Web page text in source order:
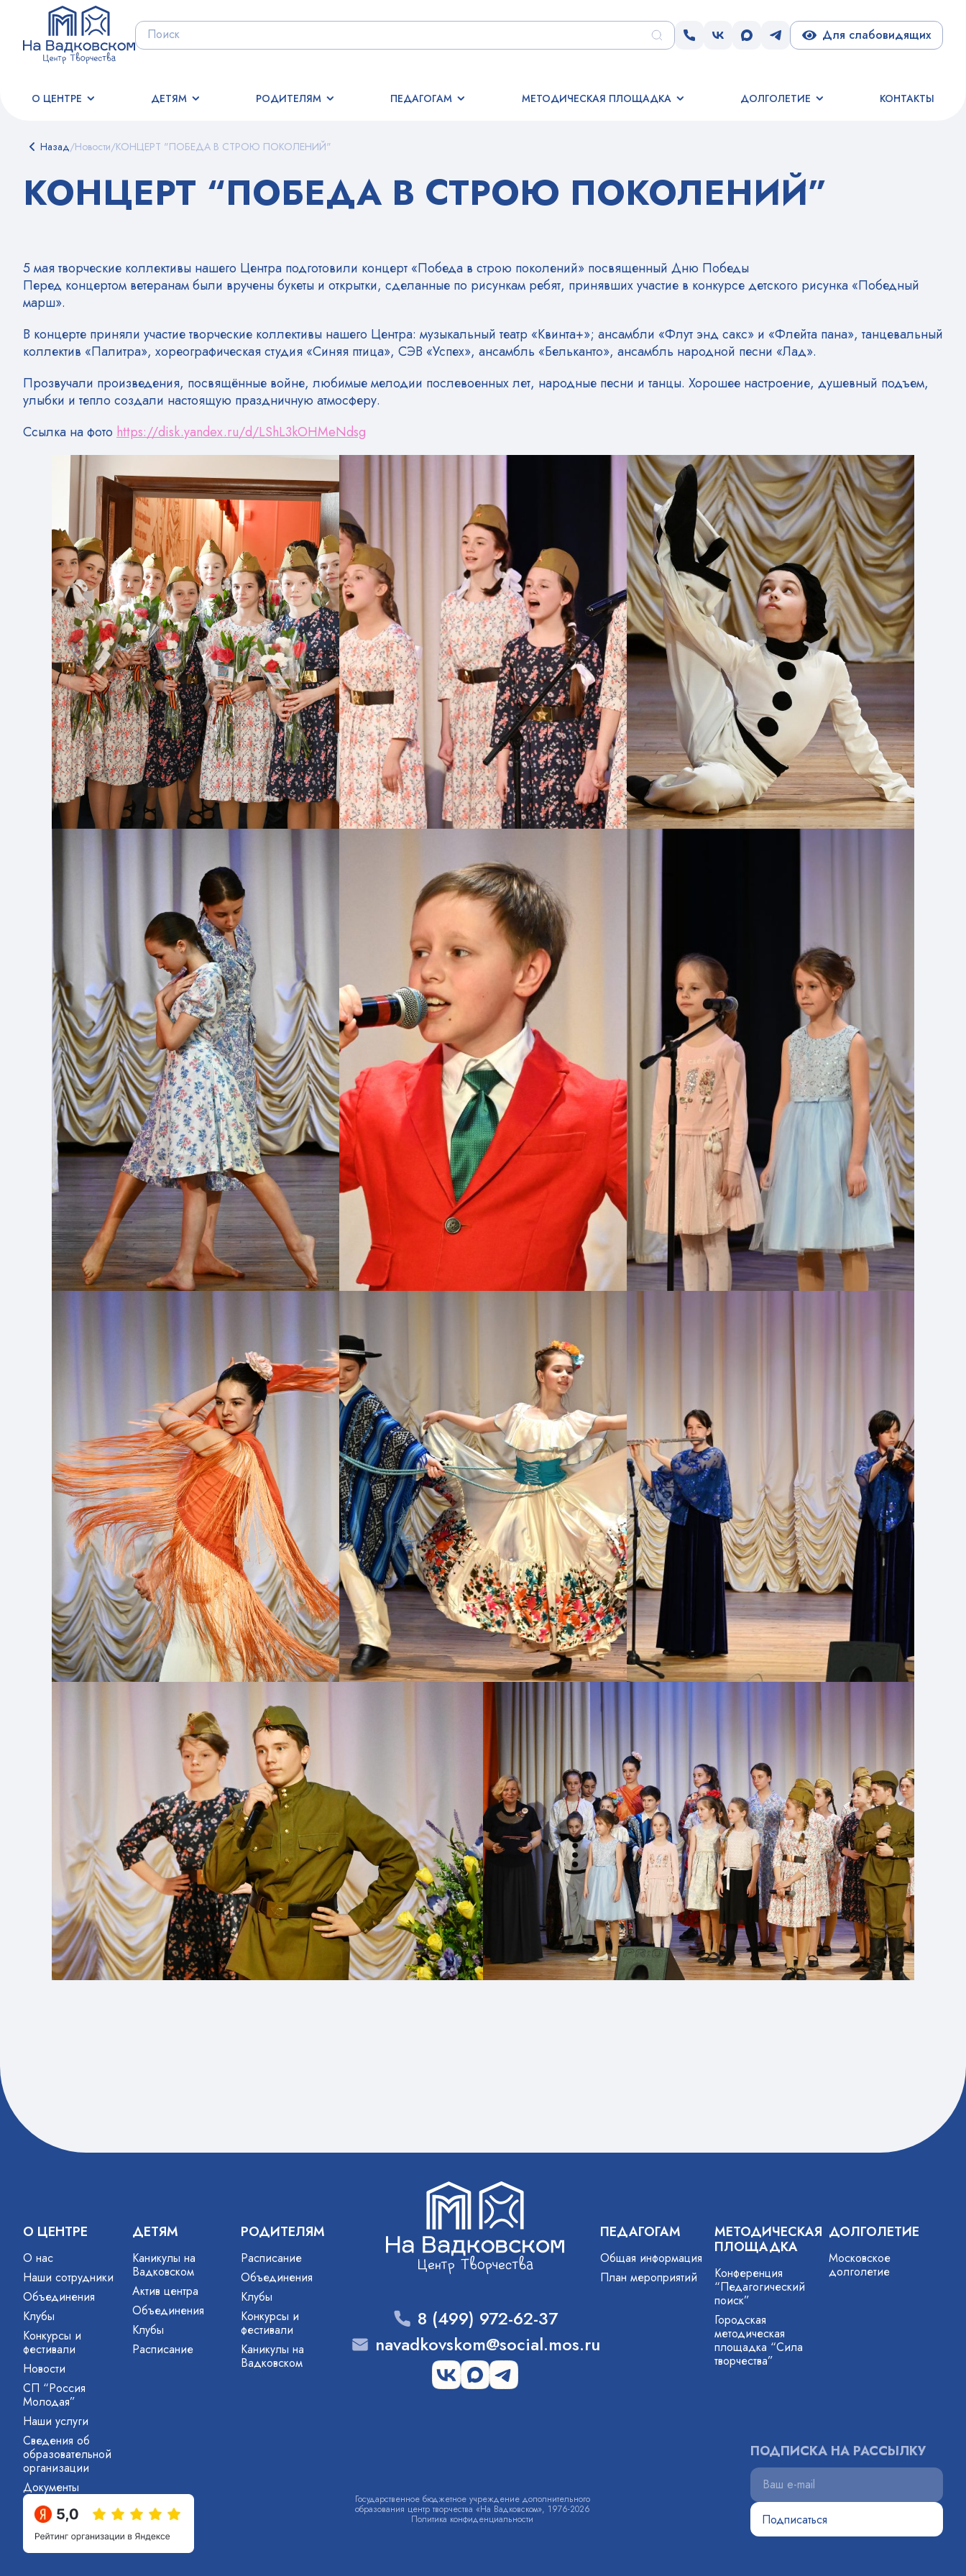
Для слабовидящих
О ЦЕНТРЕ ДЕТЯМ РОДИТЕЛЯМ ПЕДАГОГАМ МЕТОДИЧЕСКАЯ ПЛОЩАДКА ДОЛГОЛЕТИЕ КОНТАКТЫ
Назад/Новости/КОНЦЕРТ "ПОБЕДА В СТРОЮ ПОКОЛЕНИЙ"
КОНЦЕРТ “ПОБЕДА В СТРОЮ ПОКОЛЕНИЙ”
5 мая творческие коллективы нашего Центра подготовили концерт «Победа в строю поколений» посвященный Дню Победы
Перед концертом ветеранам были вручены букеты и открытки, сделанные по рисункам ребят, принявших участие в конкурсе детского рисунка «Победный
марш».
В концерте приняли участие творческие коллективы нашего Центра: музыкальный театр «Квинта+»; ансамбли «Флут энд сакс» и «Флейта пана», танцевальный
коллектив «Палитра», хореографическая студия «Синяя птица», СЭВ «Успех», ансамбль «Бельканто», ансамбль народной песни «Лад».
Прозвучали произведения, посвящённые войне, любимые мелодии послевоенных лет, народные песни и танцы. Хорошее настроение, душевный подъем,
улыбки и тепло создали настоящую праздничную атмосферу.
Ссылка на фото https://disk.yandex.ru/d/LShL3kOHMeNdsg
О ЦЕНТРЕ
О нас
Наши сотрудники
Объединения
Клубы
Конкурсы и
фестивали
Новости
СП “Россия
Молодая”
Наши услуги
Сведения об
образовательной
организации
Документы
ДЕТЯМ
Каникулы на
Вадковском
Актив центра
Объединения
Клубы
Расписание
РОДИТЕЛЯМ
Расписание
Объединения
Клубы
Конкурсы и
фестивали
Каникулы на
Вадковском
8 (499) 972-62-37
navadkovskom@social.mos.ru
ПЕДАГОГАМ
Общая информация
План мероприятий
МЕТОДИЧЕСКАЯ
ПЛОЩАДКА
Конференция
“Педагогический
поиск”
Городская
методическая
площадка “Сила
творчества”
ДОЛГОЛЕТИЕ
Московское
долголетие
Государственное бюджетное учреждение дополнительного
образования центр творчества «На Вадковском», 1976-2026
Политика конфиденциальности
ПОДПИСКА НА РАССЫЛКУ